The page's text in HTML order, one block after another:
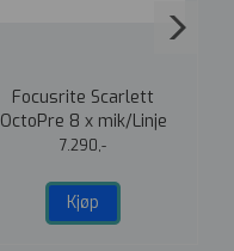
Focusrite Scarlett
OctoPre 8 x mik/Linje
m/Adat
7.290,-
Kjøp